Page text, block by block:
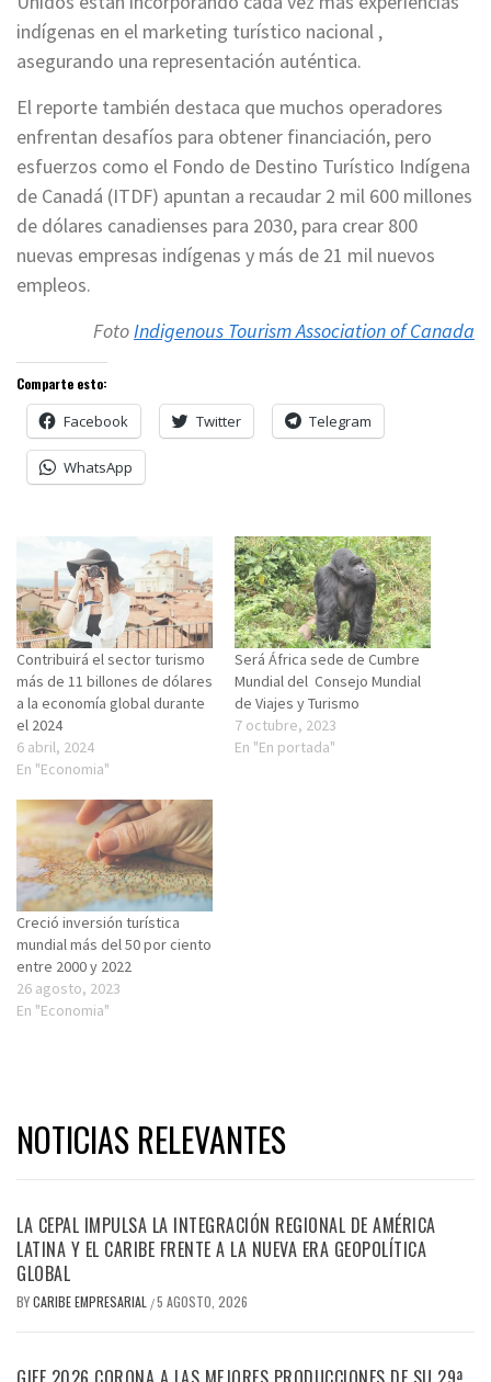
indígenas en el marketing turístico nacional ,
asegurando una representación auténtica.
El reporte también destaca que muchos operadores
enfrentan desafíos para obtener financiación, pero
esfuerzos como el Fondo de Destino Turístico Indígena
de Canadá (ITDF) apuntan a recaudar 2 mil 600 millones
de dólares canadienses para 2030, para crear 800
nuevas empresas indígenas y más de 21 mil nuevos
empleos.
FotoIndigenous Tourism Association of Canada
Comparte esto:
Facebook Twitter Telegram
WhatsApp
Contribuirá el sector turismo
más de 11 billones de dólares
a la economía global durante
el 2024
6 abril, 2024
En "Economia"
Será África sede de Cumbre
Mundial del Consejo Mundial
de Viajes y Turismo
7 octubre, 2023
En "En portada"
Creció inversión turística
mundial más del 50 por ciento
entre 2000 y 2022
26 agosto, 2023
En "Economia"
NOTICIAS RELEVANTES
LA CEPAL IMPULSA LA INTEGRACIÓN REGIONAL DE AMÉRICA
LATINA Y EL CARIBE FRENTE A LA NUEVA ERA GEOPOLÍTICA
GLOBAL
BYCARIBE EMPRESARIAL /5 AGOSTO, 2026